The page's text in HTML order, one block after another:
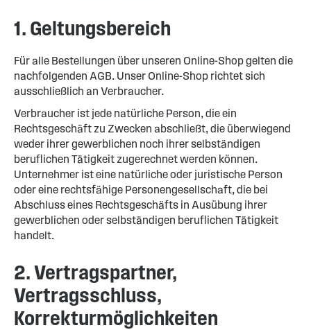
1. Geltungsbereich
Für alle Bestellungen über unseren Online-Shop gelten die
nachfolgenden AGB. Unser Online-Shop richtet sich
ausschließlich an Verbraucher.
Verbraucher ist jede natürliche Person, die ein
Rechtsgeschäft zu Zwecken abschließt, die überwiegend
weder ihrer gewerblichen noch ihrer selbständigen
beruflichen Tätigkeit zugerechnet werden können.
Unternehmer ist eine natürliche oder juristische Person
oder eine rechtsfähige Personengesellschaft, die bei
Abschluss eines Rechtsgeschäfts in Ausübung ihrer
gewerblichen oder selbständigen beruflichen Tätigkeit
handelt.
2. Vertragspartner,
Vertragsschluss,
Korrekturmöglichkeiten